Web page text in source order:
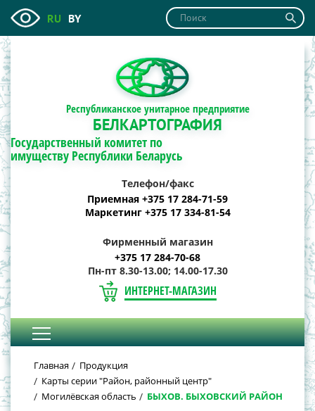
RU BY
Республиканское унитарное предприятие
БЕЛКАРТОГРАФИЯ
Государственный комитет по
имуществу Республики Беларусь
Телефон/факс
Приемная +375 17 284-71-59
Маркетинг +375 17 334-81-54
Фирменный магазин
+375 17 284-70-68
Пн-пт 8.30-13.00; 14.00-17.30
ИНТЕРНЕТ-МАГАЗИН
Главная
Продукция
Карты серии "Район, районный центр"
Могилёвская область
БЫХОВ. БЫХОВСКИЙ РАЙОН